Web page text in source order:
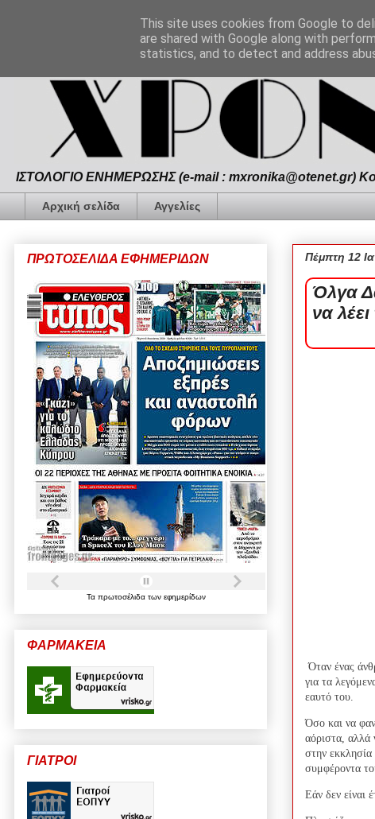
ΙΣΤΟΛΟΓΙΟ ΕΝΗΜΕΡΩΣΗΣ (e-mail : mxronika@otenet.gr)
Αρχική σελίδα Αγγελίες
Πέμπτη 12
Όλγα
να
Όταν ένας
για τα
εαυτό του.
Όσο και να
αόριστα, αλλά
στην
συμφέροντα
Εάν δεν είναι
ΠΡΩΤΟΣΕΛΙΔΑ ΕΦΗΜΕΡΙΔΩΝ
Τα πρωτοσέλιδα των εφημερίδων
ΦΑΡΜΑΚΕΙΑ
ΓΙΑΤΡΟΙ
This site uses cookies from Google to
are shared with Google along with
statistics, and to detect and address